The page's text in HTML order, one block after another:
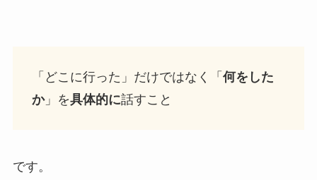
「どこに行った」だけではなく「 何をした
か」を具体的に話すこと
です。